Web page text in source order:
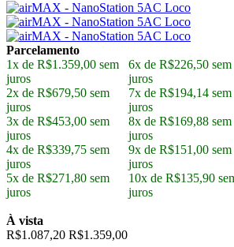
Parcelamento
1x de R$1.359,00 sem
juros
2x de R$679,50 sem
juros
3x de R$453,00 sem
juros
4x de R$339,75 sem
juros
5x de R$271,80 sem
juros
6x de R$226,50 sem
juros
7x de R$194,14 sem
juros
8x de R$169,88 sem
juros
9x de R$151,00 sem
juros
10x de R$135,90
juros
À vista
R$1.087,20 R$1.359,00